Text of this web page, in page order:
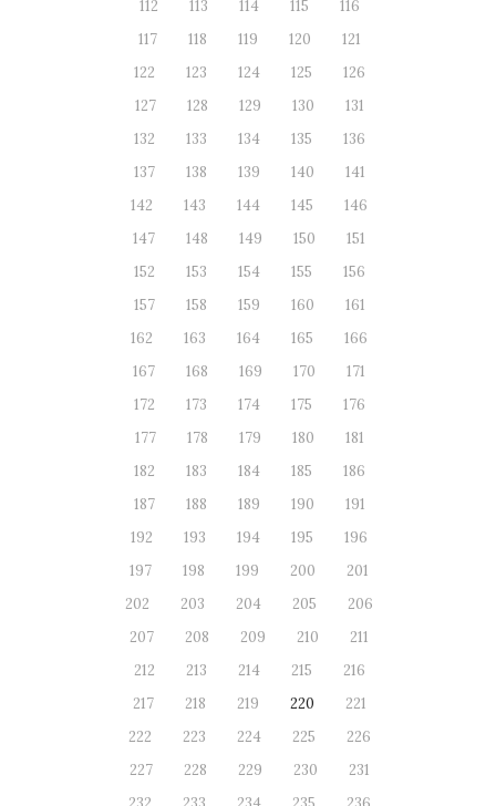
112
113 114 115
116
117
118 119 120
121
122
123 124 125
126
127
128 129 130
131
132
133 134 135
136
137
138 139 140
141
142
143 144 145
146
147
148 149 150
151
152
153 154 155
156
157
158 159 160
161
162
163 164 165
166
167
168 169 170
171
172
173 174 175
176
177
178 179 180
181
182
183 184 185
186
187
188 189 190
191
192
193 194 195
196
197
198 199 200
201
202
203 204 205
206
207
208 209 210
211
212
213 214 215
216
217
218 219 220
221
222
223 224 225
226
227
228 229 230
231